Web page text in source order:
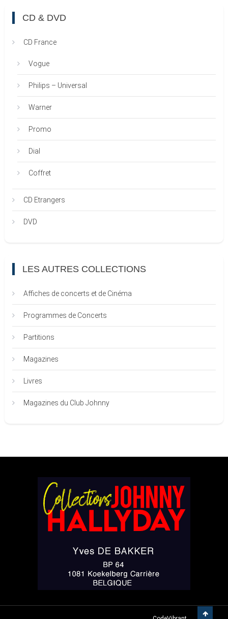
CD & DVD
CD France
Vogue
Philips – Universal
Warner
Promo
Dial
Coffret
CD Etrangers
DVD
LES AUTRES COLLECTIONS
Affiches de concerts et de Cinéma
Programmes de Concerts
Partitions
Magazines
Livres
Magazines du Club Johnny